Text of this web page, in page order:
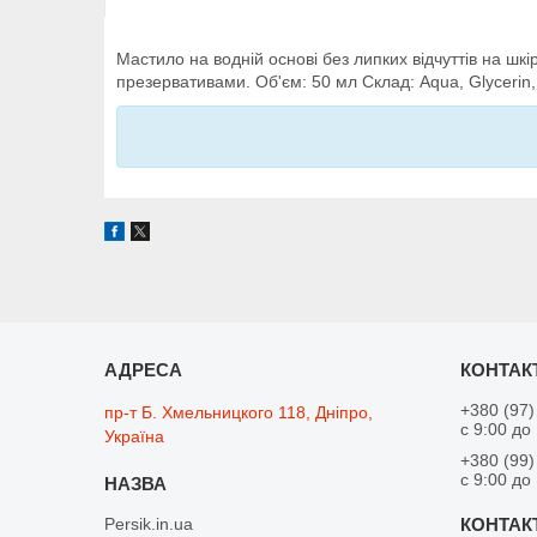
Мастило на водній основі без липких відчуттів на
презервативами. Об'єм: 50 мл Склад: Aqua,
пр-т Б. Хмельницкого 118, Дніпро,
Україна
Persik.in.ua
+380
с 9:00 до
+380
с 9:00 до